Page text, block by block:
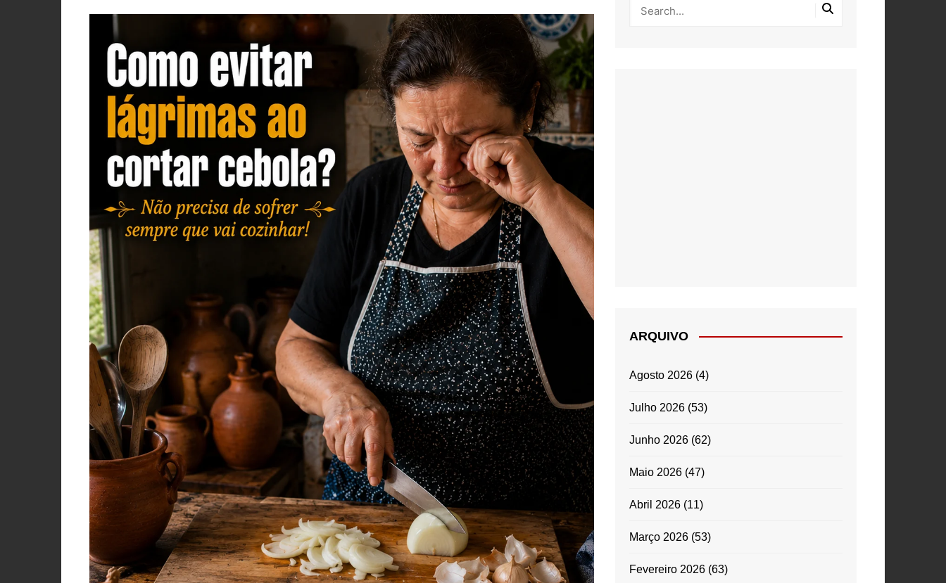
VACA, VITELA, NOVILHO
MASSAS
SALADAS
MOLHOS E TEMPEROS
MIGAS E AÇORDAS
PETISCOS
QUICHES
ARQUIVO
Agosto 2026(4)
Julho 2026(53)
Junho 2026(62)
Maio 2026(47)
Abril 2026(11)
Março 2026(53)
Fevereiro 2026(63)